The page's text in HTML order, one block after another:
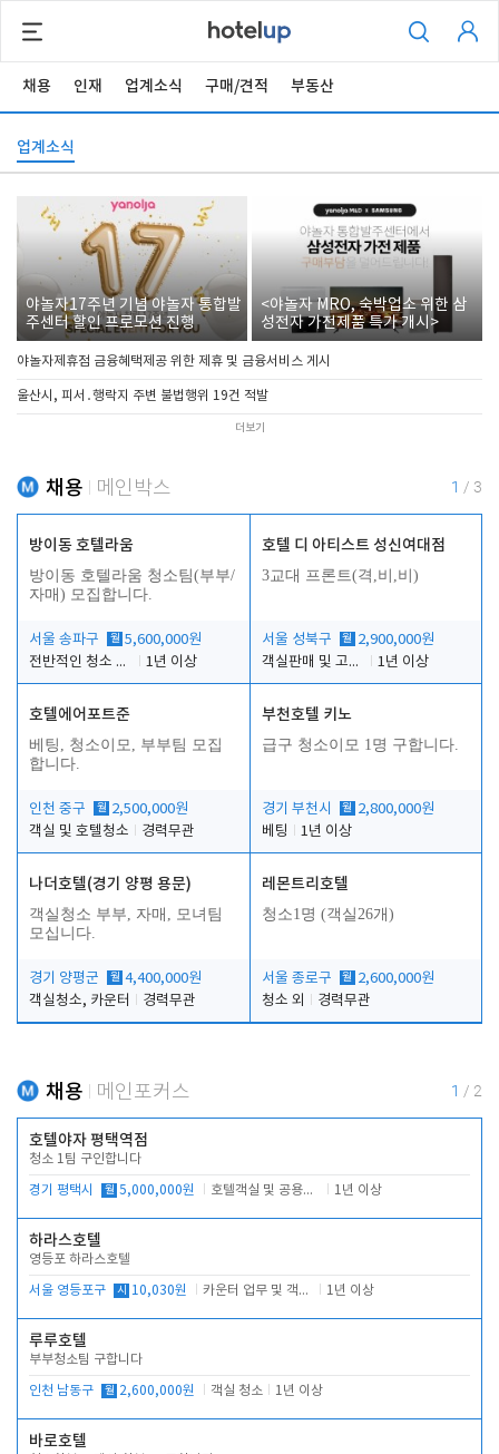
채용 인재 업계소식 구매/견적 부동산
업계소식
야놀자17주년 기념 야놀자 통합발
주센터 할인 프로모션 진행
<야놀자 MRO, 숙박업소 위한 삼
성전자 가전제품 특가 개시>
야놀자제휴점 금융혜택제공 위한 제휴 및 금융서비스 게시
울산시, 피서․행락지 주변 불법행위 19건 적발
더보기
채용 메인박스 1 / 3
방이동 호텔라움
방이동 호텔라움 청소팀(부부/
자매) 모집합니다.
서울 송파구 월 5,600,000원
전반적인 청소 업무(객실청소.객실정리)
1년 이상
호텔 디 아티스트 성신여대점
3교대 프론트(격,비,비)
서울 성북구 월 2,900,000원
객실판매 및 고객응대
1년 이상
호텔에어포트준
베팅, 청소이모, 부부팀 모집
합니다.
인천 중구 월 2,500,000원
객실 및 호텔청소
경력무관
부천호텔 키노
급구 청소이모 1명 구합니다.
경기 부천시 월 2,800,000원
베팅
1년 이상
나더호텔(경기 양평 용문)
객실청소 부부, 자매, 모녀팀
모십니다.
경기 양평군 월 4,400,000원
객실청소, 카운터
경력무관
레몬트리호텔
청소1명 (객실26개)
서울 종로구 월 2,600,000원
청소 외
경력무관
채용 메인포커스 1 / 2
호텔야자 평택역점
청소 1팀 구인합니다
경기 평택시 월 5,000,000원 호텔객실 및 공용시설 청소 관리 1년 이상
하라스호텔
영등포 하라스호텔
서울 영등포구 시 10,030원 카운터 업무 및 객실관리(청소상태 확인, 객실판매) 1년 이상
루루호텔
부부청소팀 구합니다
인천 남동구 월 2,600,000원 객실 청소 1년 이상
바로호텔